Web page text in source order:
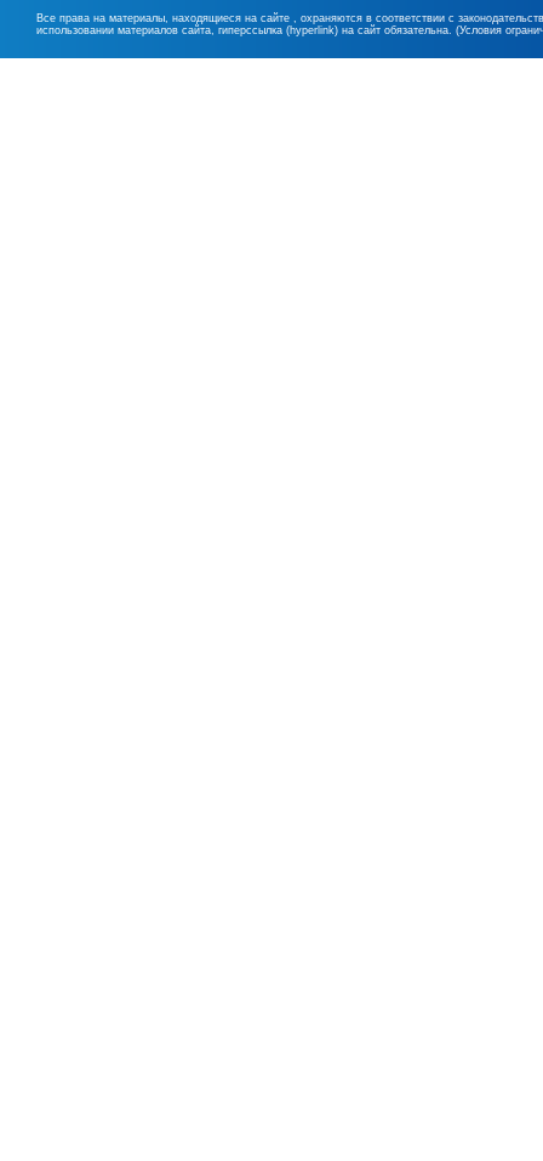
Все права на материалы, находящиеся на сайте , охраняются в соответствии с
использовании материалов сайта, гиперссылка (hyperlink) на сайт обязательна. (Условия